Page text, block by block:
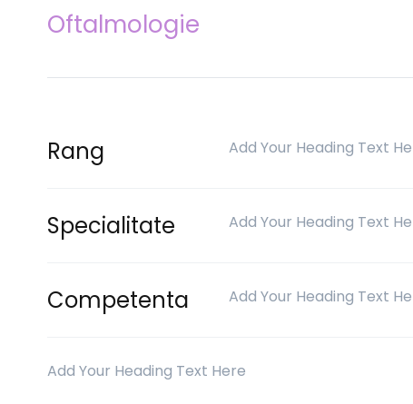
Oftalmologie
Rang Add Your Heading Text
Specialitate Add Your Heading Text
Competenta Add Your Heading Text
Add Your Heading Text Here